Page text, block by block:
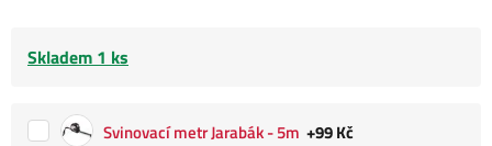
Skladem 1 ks
Svinovací metr Jarabák - 5m +99 Kč